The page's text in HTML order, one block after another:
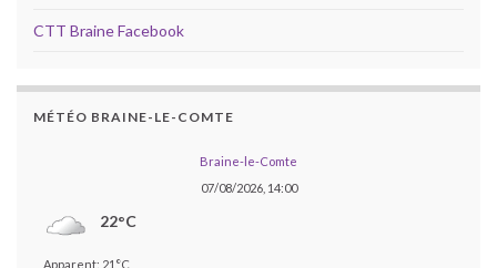
CTT Braine Facebook
MÉTÉO BRAINE-LE-COMTE
Braine-le-Comte
07/08/2026, 14:00
22°C
Apparent: 21°C